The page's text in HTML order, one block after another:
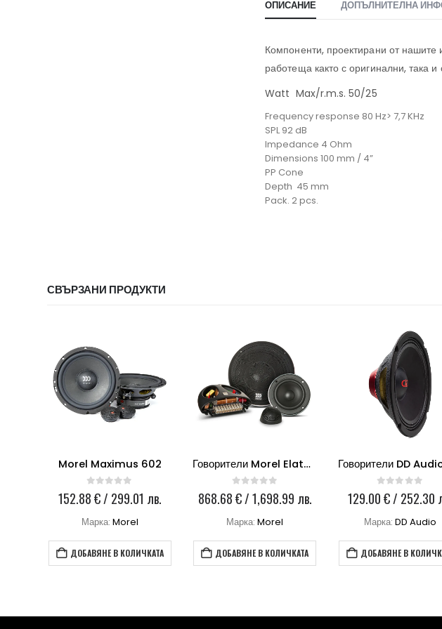
ОПИСАНИЕ ДОПЪЛНИТЕЛНА
Компоненти, проектирани от нашите
работеща както с оригинални, така
Watt Max/r.m.s. 50/25
Frequency response 80 Hz> 7,7 KHz
SPL 92 dB
Impedance 4 Ohm
Dimensions 100 mm / 4”
PP Cone
Depth 45 mm
Pack. 2 pcs.
СВЪРЗАНИ ПРОДУКТИ
Morel Maximus 602
0 out of 5
152.88€/ 299.01 лв.
Марка: Morel
ДОБАВЯНЕ В КОЛИЧКАТА
Говорители Morel Elate 603 3-WAY
out of 5
868.68€/ 1,698.99 лв.
Марка:Morel
ДОБАВЯНЕ В КОЛИЧКАТА
0 out of 5
129.00€/ 252.30
Марка: DD Audio
ДОБАВЯНЕ В